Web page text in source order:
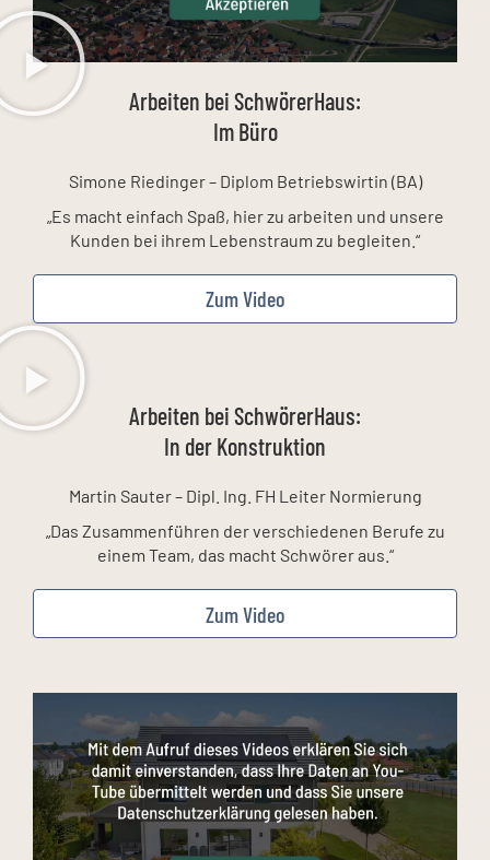
Arbeiten bei SchwörerHaus:
Im Büro
Simone Riedinger – Diplom Betriebswirtin (BA)
„Es macht einfach Spaß, hier zu arbeiten und unsere
Kunden bei ihrem Lebenstraum zu begleiten.“
Zum Video
Arbeiten bei SchwörerHaus:
In der Konstruktion
Martin Sauter – Dipl. Ing. FH Leiter Normierung
„Das Zusammenführen der verschiedenen Berufe zu
einem Team, das macht Schwörer aus.“
Zum Video